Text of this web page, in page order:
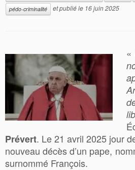
pédo-criminalité
et publié le 16 juin 2025
«
Prévert. Le 21 avril 2025 jour
nouveau décès d’un pape,
surnommé François.